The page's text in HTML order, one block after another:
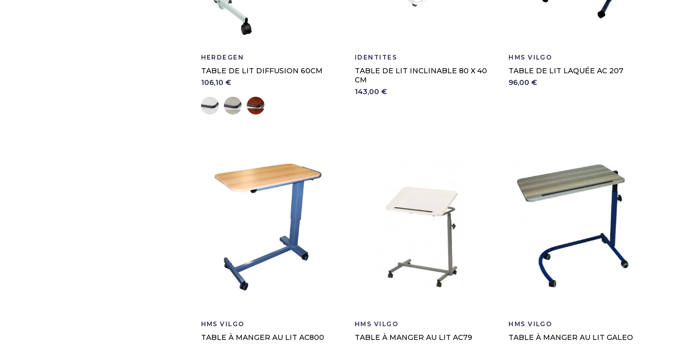
HERDEGEN
TABLE DE LIT DIFFUSION 60CM
106,10 €
BlancCéruséRonce de noyer
IDENTITÉS
TABLE DE LIT INCLINABLE 80 X 40
CM
143,00 €
HMS VILGO
TABLE DE LIT LAQUÉE AC 207
96,00 €
HMS VILGO
TABLE À MANGER AU LIT AC800
HMS VILGO
TABLE À MANGER AU LIT AC79
HMS VILGO
TABLE À MANGER AU LIT GALEO